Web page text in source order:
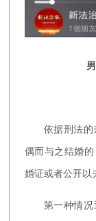
依据刑法
偶而与之结婚
婚证或者公开以
第一种情